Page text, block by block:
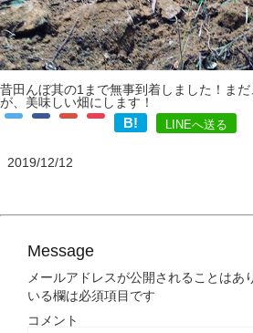
昔田んぼ其の1まで無事到着しました！ま
が、美味しい畑にします！
B! LINEへ送る
2019/12/12
Message
メールアドレスが公開されることはあ
いる欄は必須項目です
コメント